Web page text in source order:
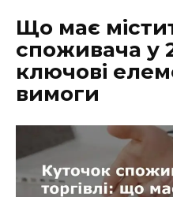
Що має
споживача у
ключові
вимоги